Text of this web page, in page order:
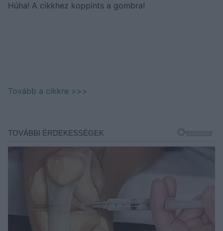
Húha! A cikkhez koppints a gombra!
Tovább a cikkre >>>